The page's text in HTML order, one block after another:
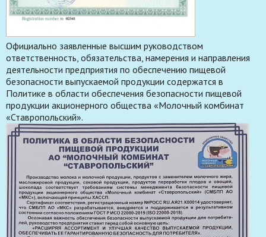
Официально заявленные высшим руководством
ответственность, обязательства, намерения и направления
деятельности предприятия по обеспечению пищевой
безопасности выпускаемой продукции содержатся в
Политике в области обеспечения безопасности пищевой
продукции акционерного общества «Молочный комбинат
«Ставропольский».